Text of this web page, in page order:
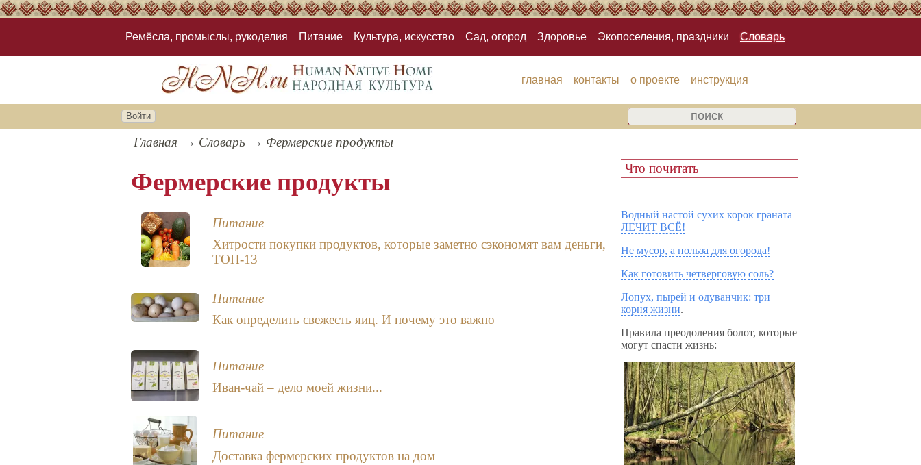
Ремёсла, промыслы, рукоделия Питание Культура, искусство Сад, огород Здоровье Экопоселения, праздники Словарь
главная контакты о проекте инструкция
Войти
Главная Словарь Фермерские продукты
Фермерские продукты
Питание
Хитрости покупки продуктов, которые заметно сэкономят вам деньги,
ТОП-13
Питание
Как определить свежесть яиц. И почему это важно
Питание
Иван-чай – дело моей жизни...
Питание
Доставка фермерских продуктов на дом
Что почитать
Водный настой сухих корок граната
ЛЕЧИТ ВСЁ!
Не мусор, а польза для огорода!
Как готовить четверговую соль?
Лопух, пырей и одуванчик: три
корня жизни.
Правила преодоления болот, которые
могут спасти жизнь: